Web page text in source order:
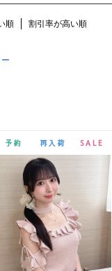
順
割引率が高い順